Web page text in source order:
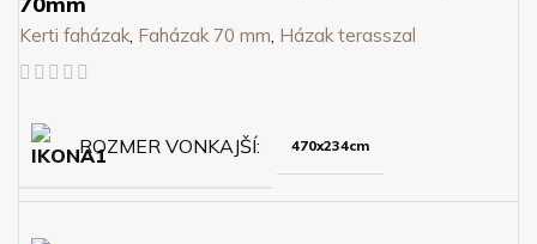
Kerti faházak Faházak 70 mm Házak terasszal
ROZMER VONKAJŠÍ 470x234cm